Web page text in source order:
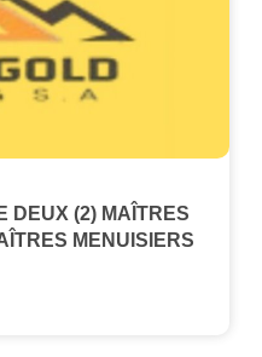
DEUX (2) MAÎTRES
MENUISIERS